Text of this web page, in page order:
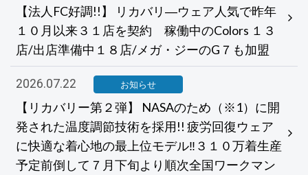
【法人FC好調!!】 リカバリ―ウェア人気で昨年
１０月以来３１店を契約 稼働中のColors １３
店/出店準備中１８店/メガ・ジーのG７も加盟
2026.07.22 お知らせ
【リカバリー第２弾】 NASAのため（※1）に開
発された温度調節技術を採用!! 疲労回復ウェア
に快適な着心地の最上位モデル‼３１０万着生産
予定前倒して７月下旬より順次全国ワークマン